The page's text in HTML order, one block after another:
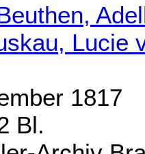
Lucie
1817
Bl.